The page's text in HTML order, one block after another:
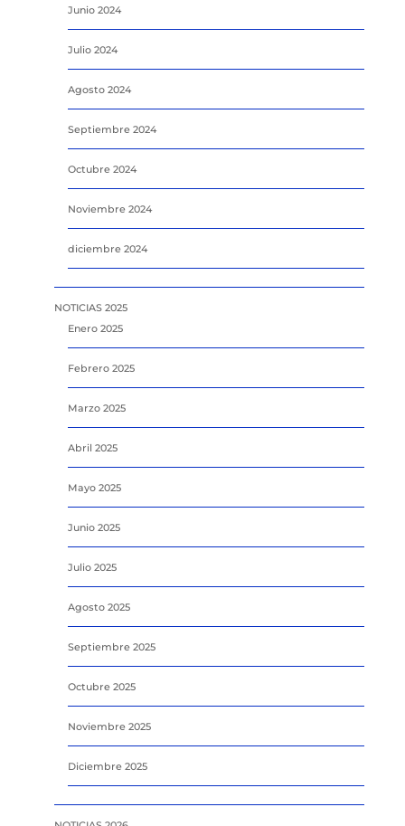
Junio 2024
Julio 2024
Agosto 2024
Septiembre 2024
Octubre 2024
Noviembre 2024
diciembre 2024
NOTICIAS 2025
Enero 2025
Febrero 2025
Marzo 2025
Abril 2025
Mayo 2025
Junio 2025
Julio 2025
Agosto 2025
Septiembre 2025
Octubre 2025
Noviembre 2025
Diciembre 2025